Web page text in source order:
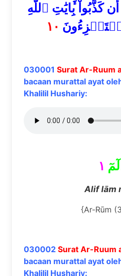
كَذَّبُواْ بِ‍َٔايَٰتِ ٱللَّهِ
يَسۡتَهۡزِءُونَ ١٠
030001 Surat Ar-Ruum
bacaan murattal ayat
Khalilil Hushariy:
الٓمٓ ١
Alif lām
{Ar-Rūm
030002 Surat Ar-Ruum
bacaan murattal ayat
Khalilil Hushariy: